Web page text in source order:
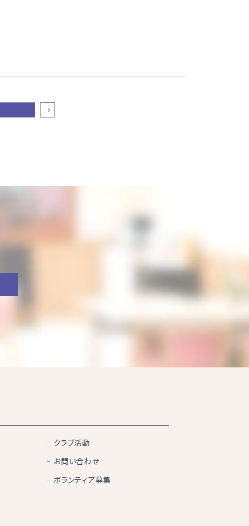
クラブ活動
お問い合わせ
ボランティア募集